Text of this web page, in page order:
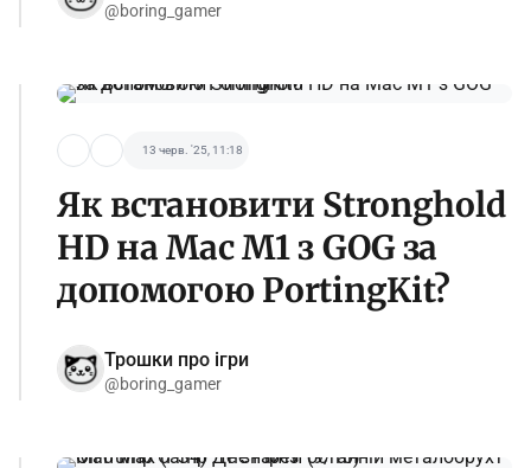
@boring_gamer
13 черв. '25, 11:18
Як встановити Stronghold
HD на Mac M1 з GOG за
допомогою PortingKit?
Трошки про ігри
@boring_gamer